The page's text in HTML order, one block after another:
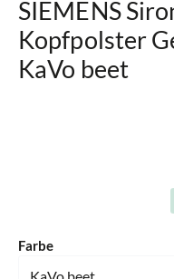
SIEMENS
Kopfpolster
KaVo beet
Farbeauswählen